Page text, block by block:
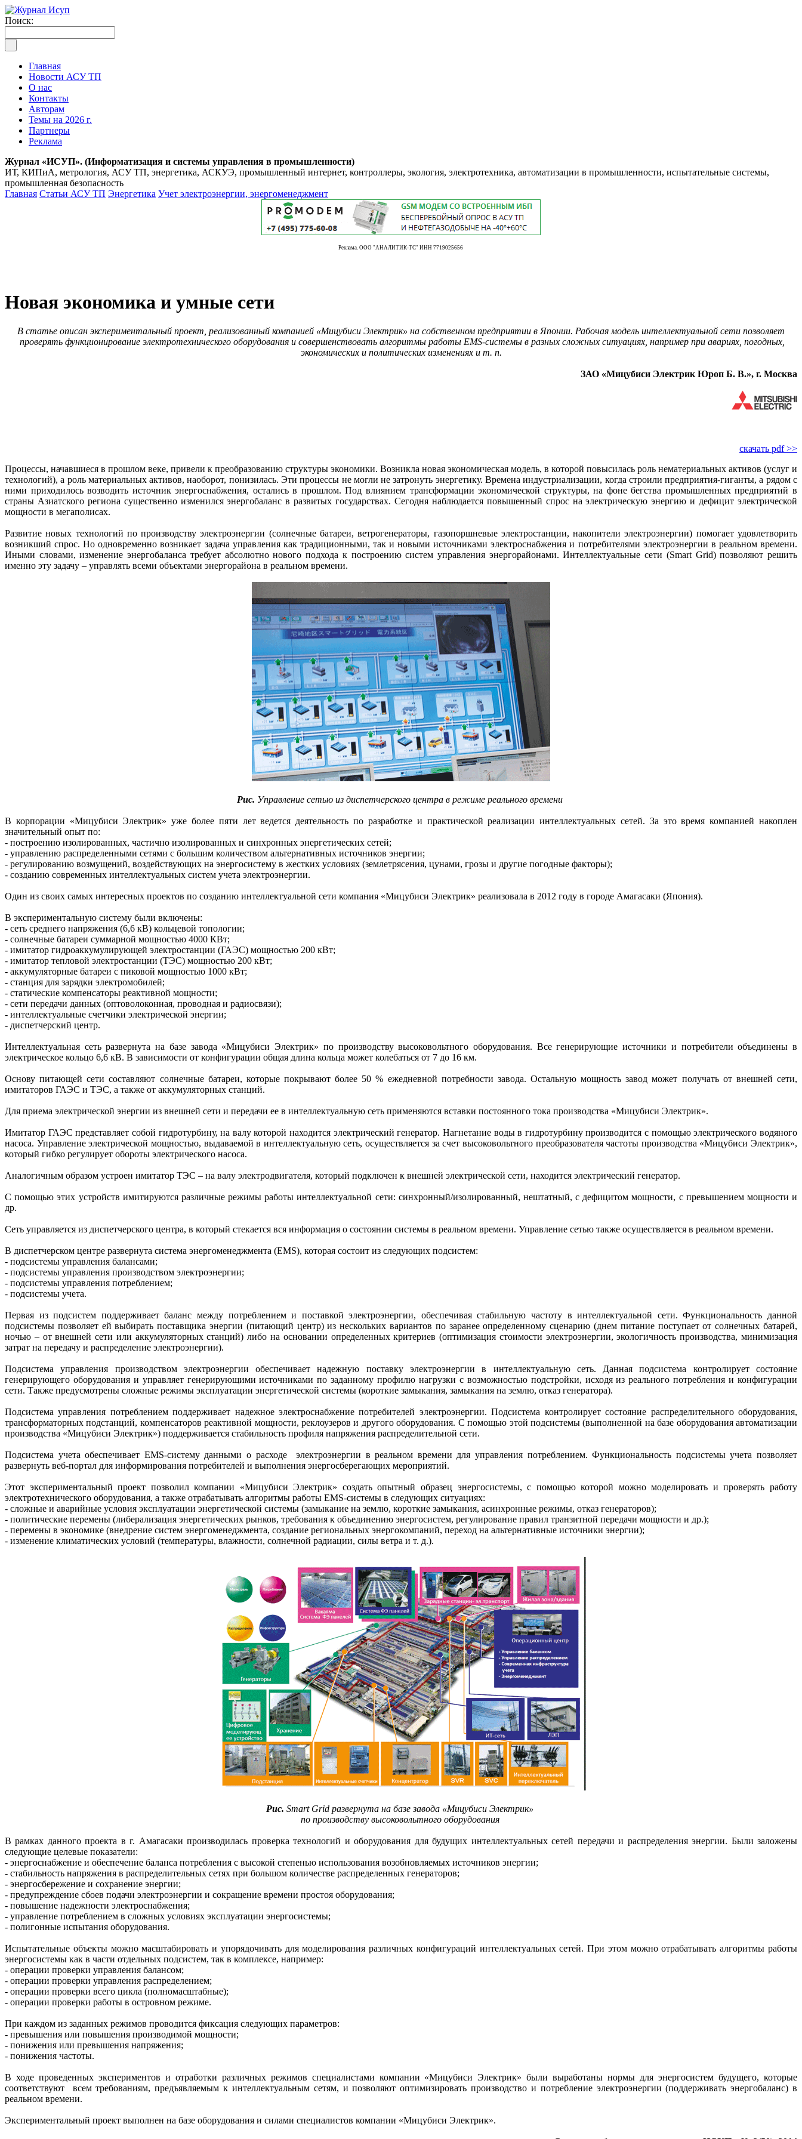
Поиск:
Главная
Новости АСУ ТП
О нас
Контакты
Авторам
Темы на 2026 г.
Партнеры
Реклама
Журнал «ИСУП». (Информатизация и системы управления в промышленности)
ИТ, КИПиА, метрология, АСУ ТП, энергетика, АСКУЭ, промышленный интернет, контроллеры, экология, электротехника, автоматизации в промышленности, испытательные системы,
промышленная безопасность
Главная Статьи АСУ ТП Энергетика Учет электроэнергии, энергоменеджмент
Реклама. ООО "АНАЛИТИК-ТС" ИНН 7719025656
Новая экономика и умные сети
В статье описан экспериментальный проект, реализованный компанией «Мицубиси Электрик» на собственном предприятии в Японии. Рабочая модель интеллектуальной сети позволяет
проверять функционирование электротехнического оборудования и совершенствовать алгоритмы работы EMS-системы в разных сложных ситуациях, например при авариях, погодных,
экономических и политических изменениях и т. п.
ЗАО «Мицубиси Электрик Юроп Б. В.», г. Москва
скачать pdf >>
Процессы, начавшиеся в прошлом веке, привели к преобразованию структуры экономики. Возникла новая экономическая модель, в которой повысилась роль нематериальных активов (услуг и
технологий), а роль материальных активов, наоборот, понизилась. Эти процессы не могли не затронуть энергетику. Времена индустриализации, когда строили предприятия-гиганты, а рядом с
ними приходилось возводить источник энергоснабжения, остались в прошлом. Под влиянием трансформации экономической структуры, на фоне бегства промышленных предприятий в
страны Азиатского региона существенно изменился энергобаланс в развитых государствах. Сегодня наблюдается повышенный спрос на электрическую энергию и дефицит электрической
мощности в мегаполисах.
Развитие новых технологий по производству электроэнергии (солнечные батареи, ветрогенераторы, газопоршневые электростанции, накопители электроэнергии) помогает удовлетворить
возникший спрос. Но одновременно возникает задача управления как традиционными, так и новыми источниками электроснабжения и потребителями электроэнергии в реальном времени.
Иными словами, изменение энергобаланса требует абсолютно нового подхода к построению систем управления энергорайонами. Интеллектуальные сети (Smart Grid) позволяют решить
именно эту задачу – управлять всеми объектами энергорайона в реальном времени.
Рис. Управление сетью из диспетчерского центра в режиме реального времени
В корпорации «Мицубиси Электрик» уже более пяти лет ведется деятельность по разработке и практической реализации интеллектуальных сетей. За это время компанией накоплен
значительный опыт по:
- построению изолированных, частично изолированных и синхронных энергетических сетей;
- управлению распределенными сетями с большим количеством альтернативных источников энергии;
- регулированию возмущений, воздействующих на энергосистему в жестких условиях (землетрясения, цунами, грозы и другие погодные факторы);
- созданию современных интеллектуальных систем учета электроэнергии.
Один из своих самых интересных проектов по созданию интеллектуальной сети компания «Мицубиси Электрик» реализовала в 2012 году в городе Амагасаки (Япония).
В экспериментальную систему были включены:
- сеть среднего напряжения (6,6 кВ) кольцевой топологии;
- солнечные батареи суммарной мощностью 4000 КВт;
- имитатор гидроаккумулирующей электростанции (ГАЭС) мощностью 200 кВт;
- имитатор тепловой электростанции (ТЭС) мощностью 200 кВт;
- аккумуляторные батареи с пиковой мощностью 1000 кВт;
- станция для зарядки электромобилей;
- статические компенсаторы реактивной мощности;
- сети передачи данных (опто­волоконная, проводная и радиосвязи);
- интеллектуальные счетчики электрической энергии;
- диспетчерский центр.
Интеллектуальная сеть развернута на базе завода «Мицубиси Электрик» по производству высоковольтного оборудования. Все генерирующие источники и потребители объединены в
электрическое кольцо 6,6 кВ. В зависимости от конфигурации общая длина кольца может колебаться от 7 до 16 км.
Основу питающей сети составляют солнечные батареи, которые покрывают более 50 % ежедневной потребности завода. Остальную мощность завод может получать от внешней сети,
имитаторов ГАЭС и ТЭС, а также от аккумуляторных станций.
Для приема электрической энергии из внешней сети и передачи ее в интеллектуальную сеть применяются вставки постоянного тока производства «Мицубиси Электрик».
Имитатор ГАЭС представляет собой гидротурбину, на валу которой находится электрический генератор. Нагнетание воды в гидротурбину производится с помощью электрического водяного
насоса. Управление электрической мощностью, выдаваемой в интеллектуальную сеть, осуществляется за счет высоковольтного преобразователя частоты производства «Мицубиси Электрик»,
который гибко регулирует обороты электрического насоса.
Аналогичным образом устроен имитатор ТЭС – на валу электродвигателя, который подключен к внешней электрической сети, находится электрический генератор.
С помощью этих устройств имитируются различные режимы работы интеллектуальной сети: синхронный/изолированный, нештатный, с дефицитом мощности, с превышением мощности и
др.
Сеть управляется из диспетчерского центра, в который стекается вся информация о состоянии системы в реальном времени. Управление сетью также осуществляется в реальном времени.
В диспетчерском центре развернута система энергоменеджмента (EMS), которая состоит из следую­щих подсистем:
- подсистемы управления балансами;
- подсистемы управления производством электроэнергии;
- подсистемы управления потреблением;
- подсистемы учета.
Первая из подсистем поддерживает баланс между потреблением и поставкой электроэнергии, обеспечивая стабильную частоту в интеллектуальной сети. Функциональность данной
подсистемы позволяет ей выбирать поставщика энергии (питающий центр) из нескольких вариантов по заранее определенному сценарию (днем питание поступает от солнечных батарей,
ночью – от внешней сети или аккумуляторных станций) либо на основании определенных критериев (оптимизация стоимости электроэнергии, экологичность производства, минимизация
затрат на передачу и распределение электроэнергии).
Подсистема управления производством электроэнергии обеспечивает надежную поставку электроэнергии в интеллектуальную сеть. Данная подсистема контролирует состояние
генерирующего оборудования и управляет генерирующими источниками по заданному профилю нагрузки с возможностью подстройки, исходя из реального потребления и конфигурации
сети. Также предусмотрены сложные режимы эксплуатации энергетической системы (короткие замыкания, замыкания на землю, отказ генератора).
Подсистема управления потреблением поддерживает надежное электроснабжение потребителей электроэнергии. Подсистема контролирует состояние распределительного оборудования,
трансформаторных подстанций, компенсаторов реактивной мощности, реклоузеров и другого оборудования. С помощью этой подсистемы (выполненной на базе оборудования автоматизации
производства «Мицубиси Электрик») поддерживается стабильность профиля напряжения распределительной сети.
Подсистема учета обеспечивает EMS-систему данными о расходе электроэнергии в реальном времени для управления потреблением. Функциональность подсистемы учета позволяет
развернуть веб-портал для информирования потребителей и выполнения энергосберегающих мероприятий.
Этот экспериментальный проект позволил компании «Мицубиси Электрик» создать опытный образец энергосистемы, с помощью которой можно моделировать и проверять работу
электротехнического оборудования, а также отрабатывать алгоритмы работы EMS-системы в следующих ситуациях:
- сложные и аварийные условия эксплуатации энергетической системы (замыкание на землю, короткие замыкания, асинхронные режимы, отказ генераторов);
- политические перемены (либерализация энергетических рынков, требования к объединению энергосистем, регулирование правил транзитной передачи мощности и др.);
- перемены в экономике (внедрение систем энергоменеджмента, создание региональных энергокомпаний, переход на альтернативные источники энергии);
- изменение климатических условий (температуры, влажности, солнечной радиации, силы ветра и т. д.).
Рис. Smart Grid развернута на базе завода «Мицубиси Электрик»
по производству высоковольтного оборудования
В рамках данного проекта в г. Амагасаки производилась проверка технологий и оборудования для будущих интеллектуальных сетей передачи и распределения энергии. Были заложены
следующие целевые показатели:
- энергоснабжение и обеспечение баланса потребления с высокой степенью использования возобновляемых источников энергии;
- стабильность напряжения в распределительных сетях при большом количестве распределенных генераторов;
- энергосбережение и сохранение энергии;
- предупреждение сбоев подачи электроэнергии и сокращение времени простоя оборудования;
- повышение надежности электроснабжения;
- управление потреблением в сложных условиях эксплуатации энергосистемы;
- полигонные испытания оборудования.
Испытательные объекты можно масштабировать и упорядочивать для моделирования различных конфигураций интеллектуальных сетей. При этом можно отрабатывать алгоритмы работы
энергосистемы как в части отдельных подсистем, так в комплексе, например:
- операции проверки управления балансом;
- операции проверки управления распределением;
- операции проверки всего цикла (полномасштабные);
- операции проверки работы в островном режиме.
При каждом из заданных режимов проводится фиксация следующих параметров:
- превышения или повышения производимой мощности;
- понижения или превышения напряжения;
- понижения частоты.
В ходе проведенных экспериментов и отработки различных режимов специалистами компании «Мицубиси Электрик» были выработаны нормы для энергосистем будущего, которые
соответствуют всем требованиям, предъявляемым к интеллектуальным сетям, и позволяют оптимизировать производство и потребление электроэнергии (поддерживать энергобаланс) в
реальном времени.
Экспериментальный проект выполнен на базе оборудования и силами специалистов компании «Мицубиси Электрик».